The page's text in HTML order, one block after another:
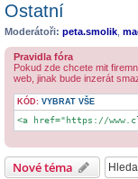
Ostatní
Moderátoři: peta.smolik
Pravidla fóra
Pokud zde chcete mit
web, jinak bude inzerát
KÓD: VYBRAT VŠE
<a href="https://
Nové téma